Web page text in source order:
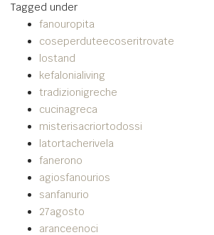
Tagged under
fanouropita
coseperduteecoseritrovate
lostand
kefalonialiving
tradizionigreche
cucinagreca
misterisacriortodossi
latortacherivela
fanerono
agiosfanourios
sanfanurio
27agosto
aranceenoci